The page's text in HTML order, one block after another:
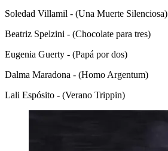
Soledad Villamil - (Una Muerte Silenciosa)
Beatriz Spelzini - (Chocolate para tres)
Eugenia Guerty - (Papá por dos)
Dalma Maradona - (Homo Argentum)
Lali Espósito - (Verano Trippin)